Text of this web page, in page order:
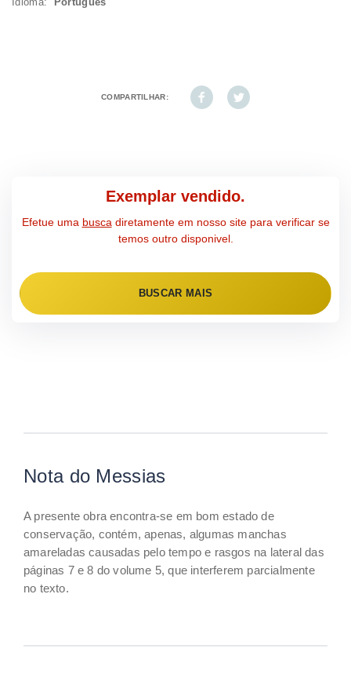
COMPARTILHAR:
Exemplar vendido.
Efetue uma buscadiretamente em nosso site para verificar se
temos outro disponivel.
BUSCAR MAIS
Nota do Messias
A presente obra encontra-se em bom estado de
conservação, contém, apenas, algumas manchas
amareladas causadas pelo tempo e rasgos na lateral das
páginas 7 e 8 do volume 5, que interferem parcialmente
no texto.